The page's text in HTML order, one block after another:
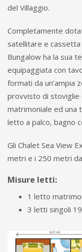
del Villaggio.
Completamente
satellitare e cassetta
Bungalow ha la sua
equipaggiata con
formati da un’ampia
provvisto di stoviglie
matrimoniale ed una
letto a palco, bagno
Gli Chalet Sea View
metri e i 250 metri
Misure letti:
1 letto
3 letti singoli